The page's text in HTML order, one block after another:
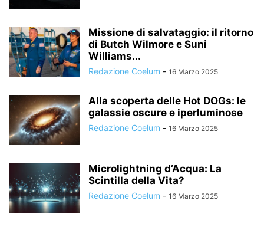
Missione di salvataggio: il ritorno
di Butch Wilmore e Suni
Williams...
Redazione Coelum - 16 Marzo 2025
Alla scoperta delle Hot DOGs: le
galassie oscure e iperluminose
Redazione Coelum - 16 Marzo 2025
Microlightning d’Acqua: La
Scintilla della Vita?
Redazione Coelum - 16 Marzo 2025